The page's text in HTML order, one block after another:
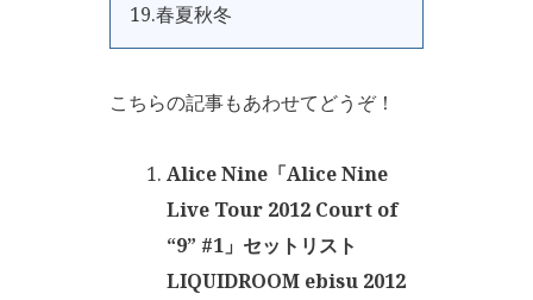
19.春夏秋冬
こちらの記事もあわせてどうぞ！
Alice Nine「Alice Nine
Live Tour 2012 Court of
“9” #1」セットリスト
LIQUIDROOM ebisu 2012